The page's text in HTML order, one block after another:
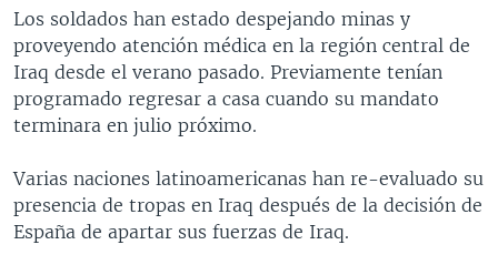
VENEZUELA
BRASIL
NICARAGUA
ECONOMÍA
ENTRETENIMIENTO Y CULTURA
TECNOLOGÍA
CIENCIA Y SALUD
MULTIMEDIA
VIDEOS
FOTOGRAFÍA
PROGRAMAS TV
EL MUNDO AL DÍA
VISIÓN 360
LAS CLAVES
RADIO
AUDIONOTICIAS
BUENOS DÍAS AMÉRICA
DOCUMENTALES DE LA VOA
Learning English
Los soldados han estado despejando minas y
proveyendo atención médica en la región central de
Iraq desde el verano pasado. Previamente tenían
programado regresar a casa cuando su mandato
terminara en julio próximo.
Varias naciones latinoamericanas han re-evaluado su
presencia de tropas en Iraq después de la decisión de
España de apartar sus fuerzas de Iraq.